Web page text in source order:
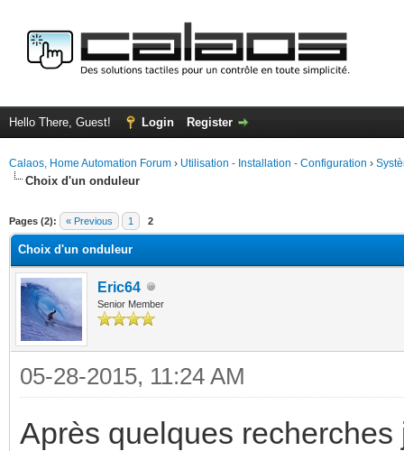
Hello There, Guest! Login Register
Calaos, Home Automation Forum › Utilisation - Installation - Configuration ›
Choix d'un onduleur
Pages (2): « Previous 1 2
Choix d'un onduleur
Eric64
Senior Member
05-28-2015, 11:24 AM
Après quelques